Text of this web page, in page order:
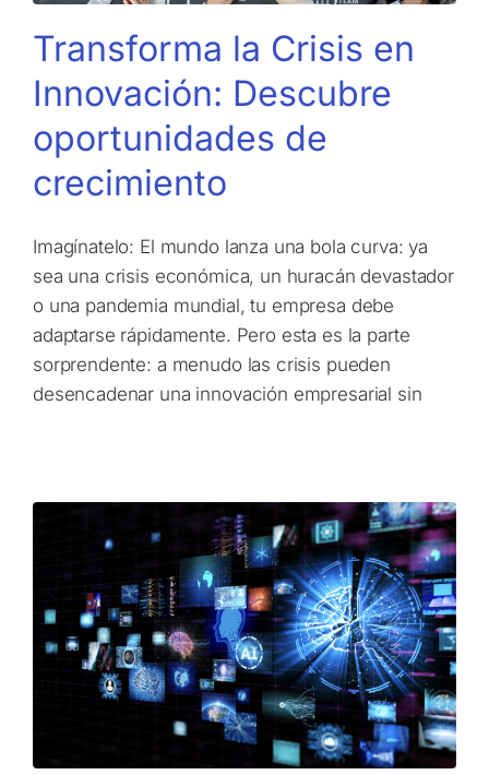
Transforma la Crisis en
Innovación: Descubre
oportunidades de
crecimiento
Imagínatelo: El mundo lanza una bola curva: ya
sea una crisis económica, un huracán devastador
o una pandemia mundial, tu empresa debe
adaptarse rápidamente. Pero esta es la parte
sorprendente: a menudo las crisis pueden
desencadenar una innovación empresarial sin